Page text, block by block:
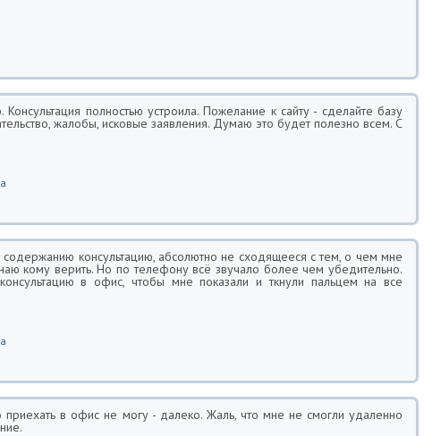
полностью устроила. Пожелание к сайту - сделайте базу
жалобы, исковые заявления. Думаю это будет полезно всем. С
консультацию, абсолютно не сходящееся с тем, о чем мне
кому верить. Но по телефону всё звучало более чем убедительно.
в офис, чтобы мне показали и ткнули пальцем на все
приехать в офис не могу - далеко. Жаль, что мне не смогли удаленно